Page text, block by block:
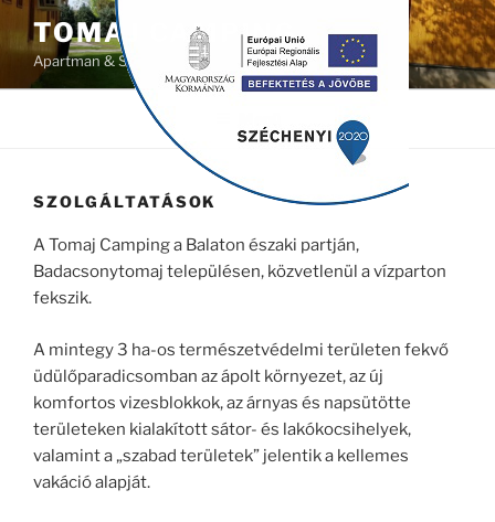
Tartalomhoz
TOMAJ CAMPING
Apartman & Strand
SZOLGÁLTATÁSOK
A Tomaj Camping a Balaton északi partján,
Badacsonytomaj településen, közvetlenül a vízparton
fekszik.
A mintegy 3 ha-os természetvédelmi területen fekvő
üdülőparadicsomban az ápolt környezet, az új
komfortos vizesblokkok, az árnyas és napsütötte
területeken kialakított sátor- és lakókocsihelyek,
valamint a „szabad területek” jelentik a kellemes
vakáció alapját.
modal-check